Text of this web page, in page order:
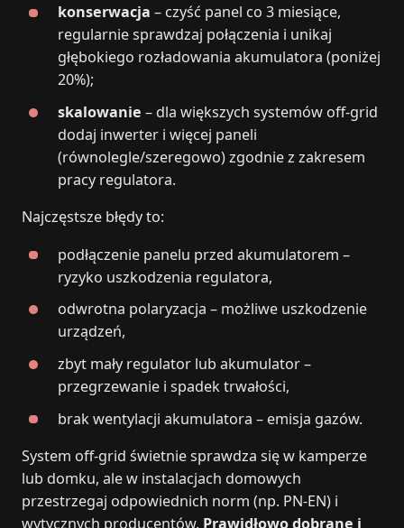
konserwacja – czyść panel co 3 miesiące,
regularnie sprawdzaj połączenia i unikaj
głębokiego rozładowania akumulatora (poniżej
20%);
skalowanie – dla większych systemów off‑grid
dodaj inwerter i więcej paneli
(równolegle/szeregowo) zgodnie z zakresem
pracy regulatora.
Najczęstsze błędy to:
podłączenie panelu przed akumulatorem –
ryzyko uszkodzenia regulatora,
odwrotna polaryzacja – możliwe uszkodzenie
urządzeń,
zbyt mały regulator lub akumulator –
przegrzewanie i spadek trwałości,
brak wentylacji akumulatora – emisja gazów.
System off‑grid świetnie sprawdza się w kamperze
lub domku, ale w instalacjach domowych
przestrzegaj odpowiednich norm (np. PN‑EN) i
wytycznych producentów. Prawidłowo dobrane i